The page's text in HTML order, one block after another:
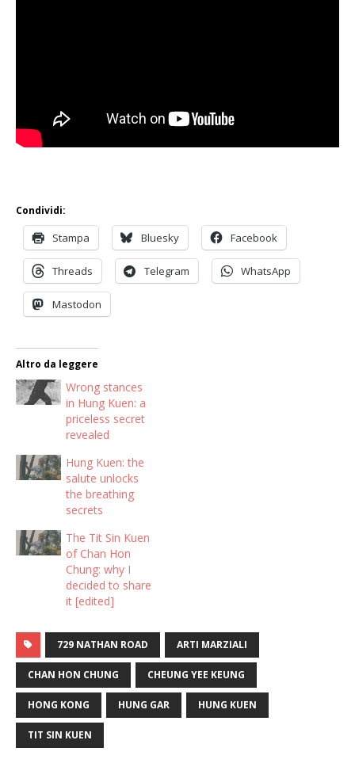
Condividi:
Stampa Bluesky Facebook
Threads Telegram WhatsApp
Mastodon
Altro da leggere
Wrong stances
in Hung Kuen: a
priceless secret
revealed
Hung Kuen: the
salute unlocks
the breathing
secrets
The Tit Sin Kuen
of Chan Hon
Chung: why I
decided to share
it [edited]
729 NATHAN ROAD ARTI MARZIALI
CHAN HON CHUNG CHEUNG YEE KEUNG
HONG KONG HUNG GAR HUNG KUEN
TIT SIN KUEN